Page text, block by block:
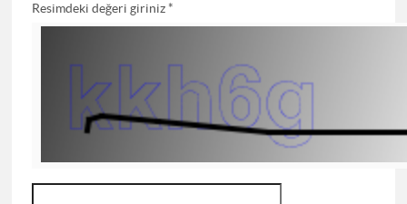
Resimdeki değeri giriniz *